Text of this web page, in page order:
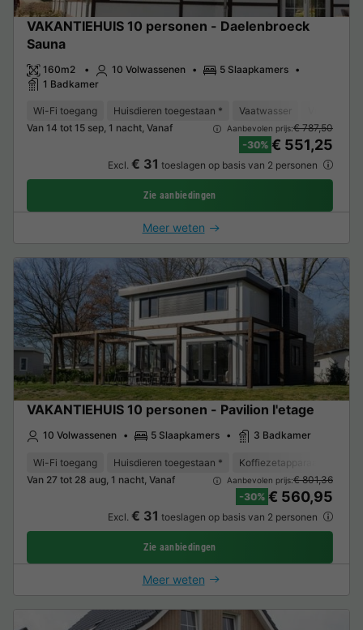
VAKANTIEHUIS 10 personen - Daelenbroeck
Sauna
160m2 10 Volwassenen
5 Slaapkamers
1 Badkamer
Wi-Fi toegang Huisdieren toegestaan * Vaatwasser
Van 14 tot 15 sep, 1 nacht, Vanaf
Aanbevolen prijs:€ 787,50
-30% € 551,25
Excl. € 31 toeslagen op basis van 2 personen
Zie aanbiedingen
Meer weten
VAKANTIEHUIS 10 personen - Pavilion l'etage
10 Volwassenen 5 Slaapkamers 3 Badkamer
Wi-Fi toegang Huisdieren toegestaan * Koffiezetapparaat
Van 27 tot 28 aug, 1 nacht, Vanaf
Aanbevolen prijs:€ 801,36
-30% € 560,95
Excl. € 31 toeslagen op basis van 2 personen
Zie aanbiedingen
Meer weten